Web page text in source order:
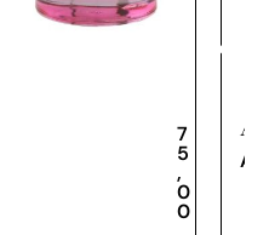
7
5
,
0
0